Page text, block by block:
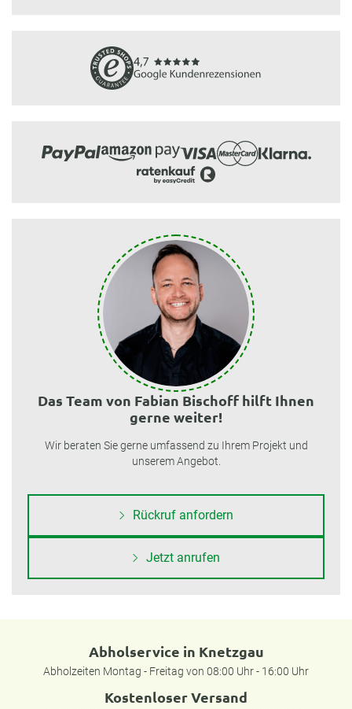
Das Team von Fabian Bischoff hilft Ihnen
gerne weiter!
Wir beraten Sie gerne umfassend zu Ihrem Projekt und
unserem Angebot.
Rückruf anfordern
Jetzt anrufen
Abholservice in Knetzgau
Abholzeiten Montag - Freitag von 08:00 Uhr - 16:00 Uhr
Kostenloser Versand